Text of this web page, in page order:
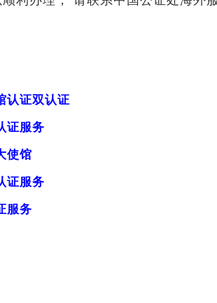
认证双认证
证服务
使馆
证服务
服务